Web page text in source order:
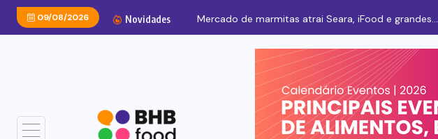
09/08/2026 Novidades Mercado de marmitas atrai Seara, iFood e grandes...